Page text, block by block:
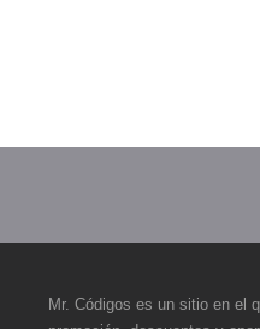
Mr. Códigos es un sitio en el